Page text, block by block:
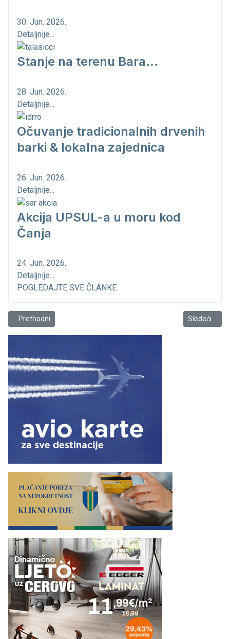
30. Jun. 2026.
Detaljnije...
Stanje na terenu Bara...
28. Jun. 2026.
Detaljnije...
Očuvanje tradicionalnih drvenih
barki & lokalna zajednica
26. Jun. 2026.
Detaljnije...
Akcija UPSUL-a u moru kod
Čanja
24. Jun. 2026.
Detaljnije...
POGLEDAJTE SVE ČLANKE
Prethodni članak: Spasilački čamac pronadjen na 12 milja od Budve
Prethodni Sledeći
Sledeći